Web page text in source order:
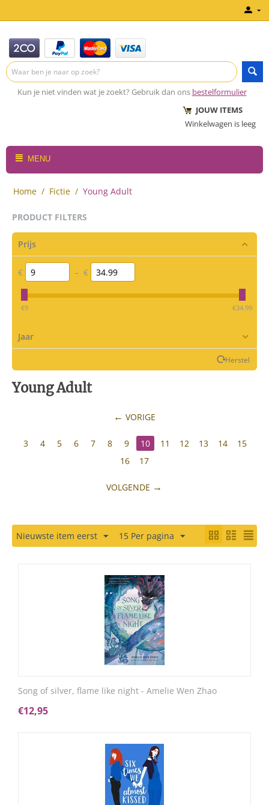
Kun je niet vinden wat je zoekt? Gebruik dan ons bestelformulier
JOUW ITEMS
Winkelwagen is leeg
MENU
Home / Fictie / Young Adult
PRODUCT FILTERS
Prijs
€ – €
‎€9 ‎€34.99
Jaar
Herstel
Young Adult
VORIGE
3 4 5 6 7 8 9 10 11 12 13 14
15
16
17
VOLGENDE
Nieuwste item eerst 15 Per pagina
Song of silver, flame like night - Amelie Wen Zhao
€12,95